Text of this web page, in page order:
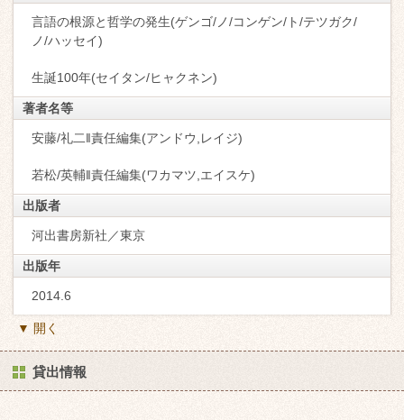
言語の根源と哲学の発生(ゲンゴ/ノ/コンゲン/ト/テツガク/
ノ/ハッセイ)
生誕100年(セイタン/ヒャクネン)
著者名等
安藤/礼二‖責任編集(アンドウ,レイジ)
若松/英輔‖責任編集(ワカマツ,エイスケ)
出版者
河出書房新社／東京
出版年
2014.6
▼ 開く
貸出情報